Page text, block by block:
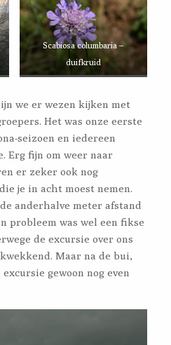
Scabiosa columbaria –
duifkruid
we er wezen kijken met
Het was onze eerste
seizoen en iedereen
Erg fijn om weer naar
er zeker ook nog
je in acht moest nemen.
anderhalve meter afstand
probleem was wel een fikse
de excursie over ons
Maar na de bui,
gewoon nog even